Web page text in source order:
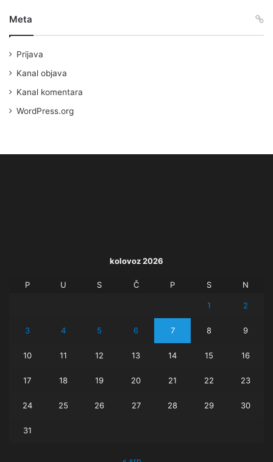
Meta
Prijava
Kanal objava
Kanal komentara
WordPress.org
kolovoz 2026
P U S Č P S N
1 2
3 4 5 6 7 8 9
10 11 12 13 14 15 16
17 18 19 20 21 22 23
24 25 26 27 28 29 30
31